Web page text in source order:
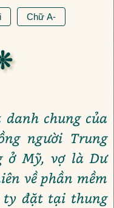
Chữ A-
chung của
người Trung
ở Mỹ, vợ là Dư
về phần mềm
ty đặt tại thung